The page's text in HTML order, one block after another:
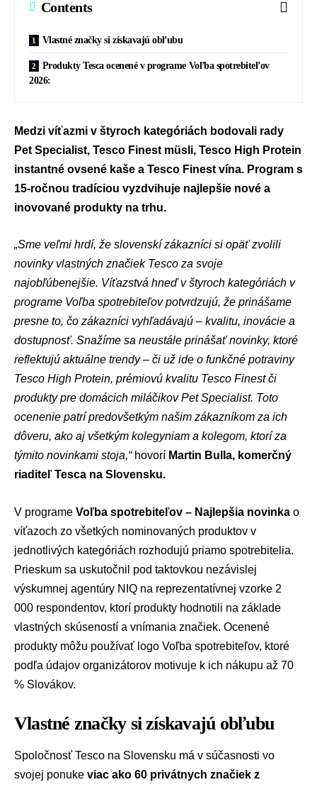
Contents
Vlastné značky si získavajú obľubu
Produkty Tesca ocenené v programe Voľba spotrebiteľov
2026:
Medzi víťazmi v štyroch kategóriách bodovali rady
Pet Specialist, Tesco Finest müsli, Tesco High Protein
instantné ovsené kaše a Tesco Finest vína. Program s
15-ročnou tradíciou vyzdvihuje najlepšie nové a
inovované produkty na trhu.
„Sme veľmi hrdí, že slovenskí zákazníci si opäť zvolili
novinky vlastných značiek Tesco za svoje
najobľúbenejšie. Víťazstvá hneď v štyroch kategóriách v
programe Voľba spotrebiteľov potvrdzujú, že prinášame
presne to, čo zákazníci vyhľadávajú – kvalitu, inovácie a
dostupnosť. Snažíme sa neustále prinášať novinky, ktoré
reflektujú aktuálne trendy – či už ide o funkčné potraviny
Tesco High Protein, prémiovú kvalitu Tesco Finest či
produkty pre domácich miláčikov Pet Specialist. Toto
ocenenie patrí predovšetkým našim zákazníkom za ich
dôveru, ako aj všetkým kolegyniam a kolegom, ktorí za
týmito novinkami stoja,“hovorí Martin Bulla, komerčný
riaditeľ Tesca na Slovensku.
V programe Voľba spotrebiteľov – Najlepšia novinka o
víťazoch zo všetkých nominovaných produktov v
jednotlivých kategóriách rozhodujú priamo spotrebitelia.
Prieskum sa uskutočnil pod taktovkou nezávislej
výskumnej agentúry NIQ na reprezentatívnej vzorke 2
000 respondentov, ktorí produkty hodnotili na základe
vlastných skúseností a vnímania značiek. Ocenené
produkty môžu používať logo Voľba spotrebiteľov, ktoré
podľa údajov organizátorov motivuje k ich nákupu až 70
% Slovákov.
Vlastné značky si získavajú obľubu
Spoločnosť Tesco na Slovensku má v súčasnosti vo
svojej ponuke viac ako 60 privátnych značiek z